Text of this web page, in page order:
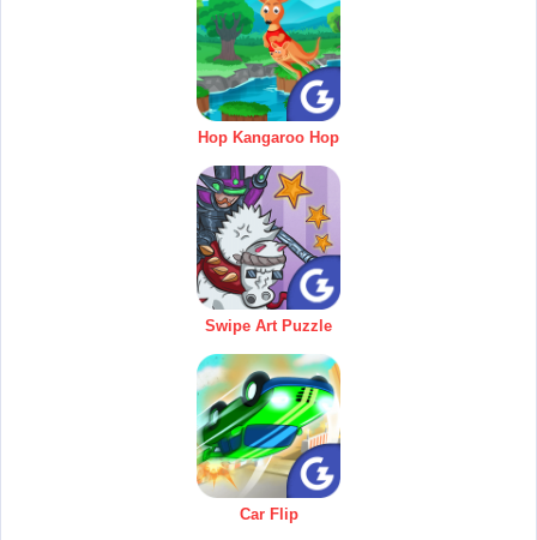
Hop Kangaroo Hop
Swipe Art Puzzle
Car Flip